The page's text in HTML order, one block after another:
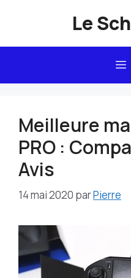
Le
Meilleure
PRO :
Avis
14 mai 2020 parPierre